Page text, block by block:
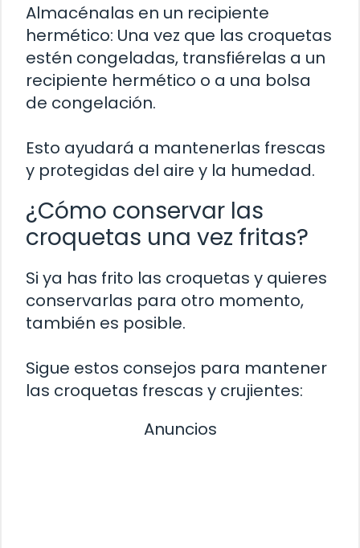
Almacénalas en un recipiente
hermético: Una vez que las croquetas
estén congeladas, transfiérelas a un
recipiente hermético o a una bolsa
de congelación.
Esto ayudará a mantenerlas frescas
y protegidas del aire y la humedad.
¿Cómo conservar las
croquetas una vez fritas?
Si ya has frito las croquetas y quieres
conservarlas para otro momento,
también es posible.
Sigue estos consejos para mantener
las croquetas frescas y crujientes:
Anuncios